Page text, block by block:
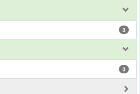
3
3